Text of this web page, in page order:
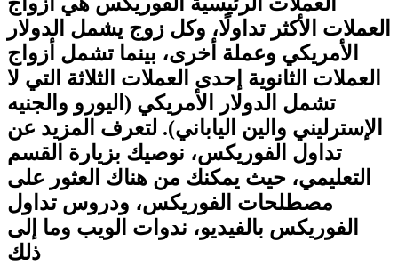
العملات الأكثر تداولًا، وكل زوج يشمل الدولار
الأمريكي وعملة أخرى، بينما تشمل أزواج
العملات الثانوية إحدى العملات الثلاثة التي لا
تشمل الدولار الأمريكي (اليورو والجنيه
الإسترليني والين الياباني). لتعرف المزيد عن
تداول الفوريكس، نوصيك بزيارة القسم
التعليمي، حيث يمكنك من هناك العثور على
مصطلحات الفوريكس، ودروس تداول
الفوريكس بالفيديو، ندوات الويب وما إلى
ذلك